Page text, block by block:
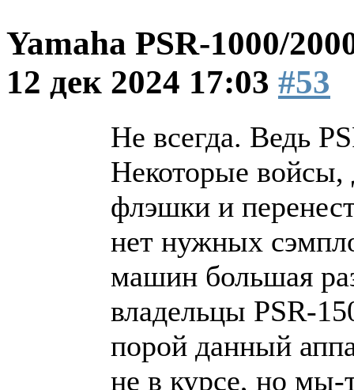
Yamaha PSR-1000/
12 дек 2024 17:03 #53
Не всегда. Ведь
Некоторые войсы,
флэшки и
нет нужных
машин большая
владельцы PSR-
порой данный
не в курсе, но мы-